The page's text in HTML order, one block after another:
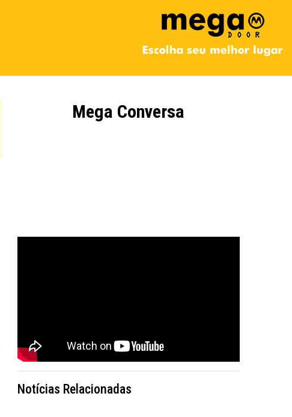
Mega Conversa
Notícias Relacionadas